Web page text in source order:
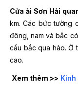
Cửa ải Sơn Hải
km. Các bức tường
đông, nam và bắc
cầu bắc qua hào. Ở
cao.
Xem thêm >> Kinh